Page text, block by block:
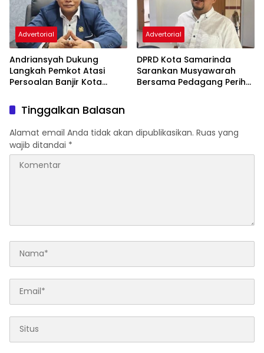
Advertorial
Andriansyah Dukung
Langkah Pemkot Atasi
Persoalan Banjir Kota
Advertorial
DPRD Kota Samarinda
Sarankan Musyawarah
Bersama Pedagang Perihal
Tinggalkan Balasan
Alamat email Anda tidak akan dipublikasikan. Ruas yang
wajib ditandai *